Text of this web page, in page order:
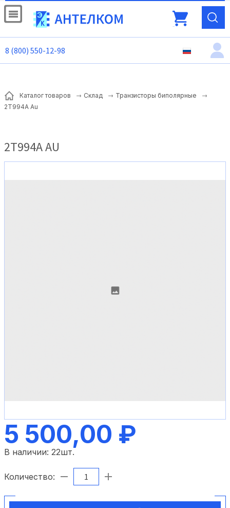
8 (800) 550-12-98
Каталог товаров Склад
Транзисторы биполярные
2Т994А Au
2Т994А AU
5 500,00 ₽
В наличии: 22шт.
Количество: